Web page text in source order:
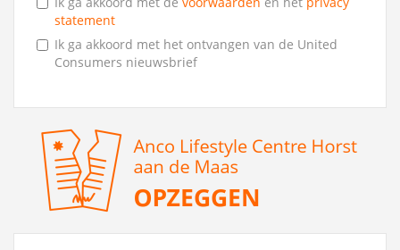
statement
Ik ga akkoord met het ontvangen van de United
Consumers nieuwsbrief